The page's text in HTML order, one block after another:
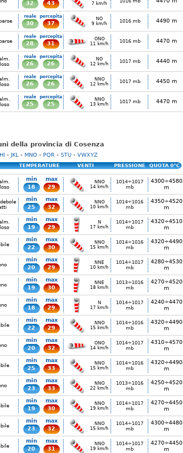
32 43
7 km/h
reale
30
percepita
37
NO
9 km/h
1016 mb 4490 m
reale
28
percepita
31
ONO
11 km/h
1016 mb 4470 m
reale
26
percepita
26
NO
12 km/h
1017 mb 4440 m
reale
26
percepita
26
NNO
12 km/h
1017 mb 4450 m
reale
25
percepita
25
NNO
13 km/h
1017 mb 4470 m
della provincia di Cosenza
- JKL- MNO - PQR - STU - VWXYZ
TEMPERATURE VENTI PRESSIONE QUOTA 0°C
min
18
max
29
NNO
14 km/h
1014÷1017
mb
4300÷4580
m
min
25
max
32
NNO
10 km/h
1014÷1016
mb
4350÷4520
m
min
19
max
29
N
17 km/h
1014÷1017
mb
4320÷4510
m
min
22
max
30
NNO
15 km/h
1014÷1016
mb
4320÷4490
m
min
20
max
29
NNE
10 km/h
1014÷1017
mb
4280÷4530
m
min
19
max
30
NNE
18 km/h
1013÷1016
mb
4270÷4520
m
min
18
max
29
N
17 km/h
1014÷1017
mb
4240÷4470
m
min
22
max
29
NNO
15 km/h
1014÷1016
mb
4320÷4490
m
min
20
max
32
ONO
14 km/h
1014÷1017
mb
4310÷4570
m
min
25
max
33
NNO
15 km/h
1014÷1016
mb
4320÷4490
m
min
23
max
33
NNO
22 km/h
1013÷1016
mb
4250÷4520
m
min
19
max
30
NNO
19 km/h
1014÷1017
mb
4270÷4450
m
min
23
max
32
NNO
15 km/h
1014÷1017
mb
4300÷4480
m
min
20
max
31
NNO
19 km/h
1014÷1017
mb
4270÷4450
m